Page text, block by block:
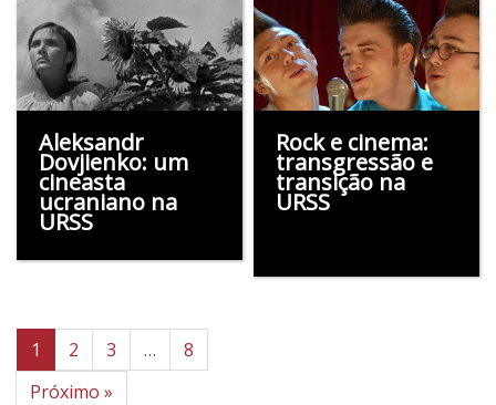
Aleksandr
Dovjienko: um
cineasta
ucraniano na
URSS
Rock e cinema:
transgressão e
transição na
URSS
1 2 3 …
8
Próximo »